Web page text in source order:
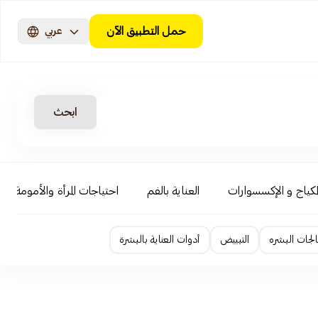
حمل التطبيق الآن عربي
ابحث
المكياج و الإكسسوارات العناية بالفم احتياجات المرأة والأمومة
البشره التبييض أدوات العناية بالبشرة